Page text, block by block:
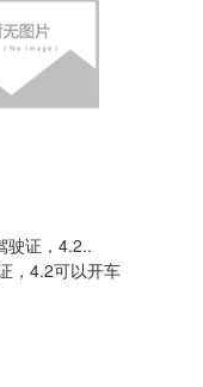
驶证，4.2..
，4.2可以开车